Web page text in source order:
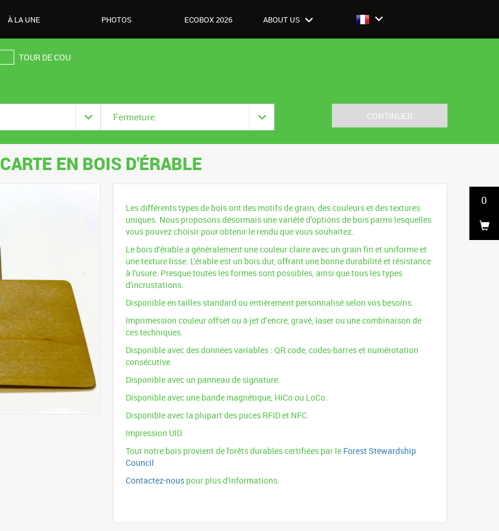
À LA UNE PHOTOS ECOBOX 2026 ABOUT US
0
TOUR DE COU
Fermeture: CONTINUER
CARTE EN BOIS D'ÉRABLE
Les différents types de bois ont des motifs de grain, des couleurs et des textures
uniques. Nous proposons désormais une variété d’options de bois parmi lesquelles
vous pouvez choisir pour obtenir le rendu que vous souhaitez.
Le bois d'érable a généralement une couleur claire avec un grain fin et uniforme et
une texture lisse. L'érable est un bois dur, offrant une bonne durabilité et résistance
à l'usure. Presque toutes les formes sont possibles, ainsi que tous les types
d'incrustations.
Disponible en tailles standard ou entièrement personnalisé selon vos besoins.
Imprimession couleur offset ou à jet d’encre, gravé, laser ou une combinaison de
ces techniques.
Disponible avec des données variables : QR code, codes-barres et numérotation
consécutive.
Disponible avec un panneau de signature.
Disponible avec une bande magnétique, HiCo ou LoCo.
Disponible avec la plupart des puces RFID et NFC.
Impression UID.
Tout notre bois provient de forêts durables certifiées par le Forest Stewardship
Council.
Contactez-nous pour plus d'informations.